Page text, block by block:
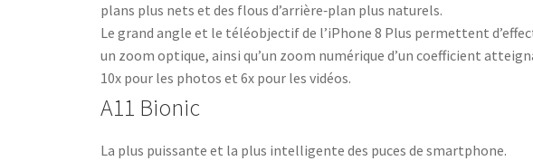
plans plus nets et des flous d’arrière‑plan plus naturels.
Le grand angle et le téléobjectif de l’iPhone 8 Plus permettent
un zoom optique, ainsi qu’un zoom numérique d’un coefficient
10x pour les photos et 6x pour les vidéos.
A11 Bionic
La plus puissante et la plus intelligente des puces de smartphone.